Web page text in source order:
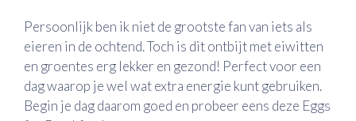
Persoonlijk ben ik niet de grootste fan van iets als
eieren in de ochtend. Toch is dit ontbijt met eiwitten
en groentes erg lekker en gezond! Perfect voor een
dag waarop je wel wat extra energie kunt gebruiken.
Begin je dag daarom goed en probeer eens deze Eggs